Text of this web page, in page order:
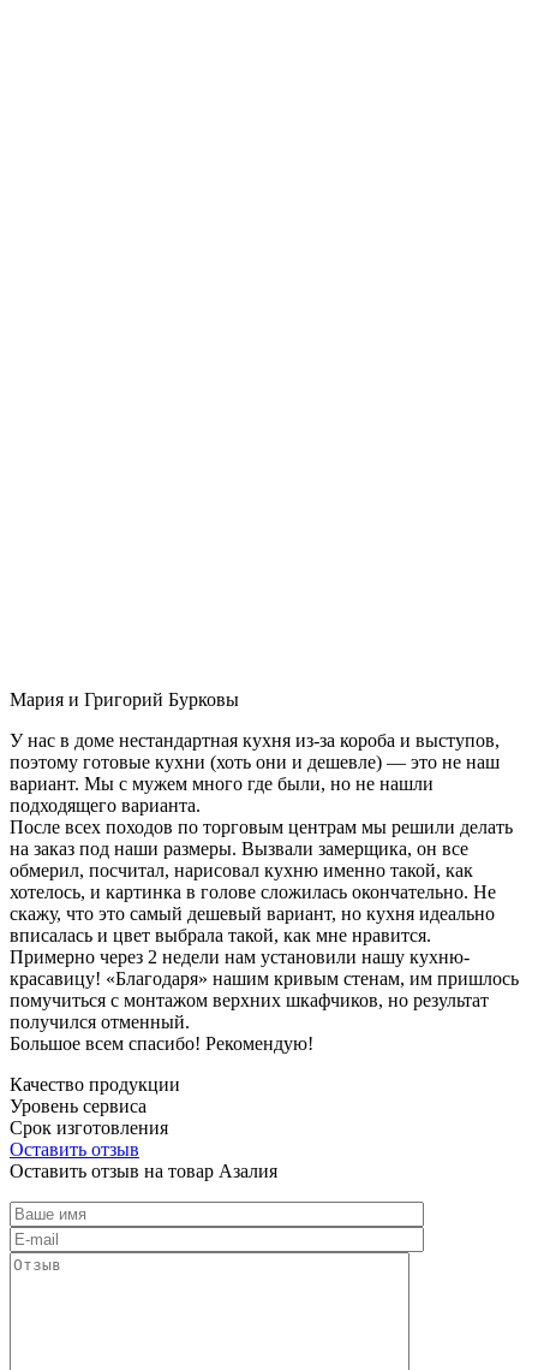
Мария и Григорий Бурковы
У нас в доме нестандартная кухня из-за короба и выступов,
поэтому готовые кухни (хоть они и дешевле) — это не наш
вариант. Мы с мужем много где были, но не нашли
подходящего варианта.
После всех походов по торговым центрам мы решили делать
на заказ под наши размеры. Вызвали замерщика, он все
обмерил, посчитал, нарисовал кухню именно такой, как
хотелось, и картинка в голове сложилась окончательно. Не
скажу, что это самый дешевый вариант, но кухня идеально
вписалась и цвет выбрала такой, как мне нравится.
Примерно через 2 недели нам установили нашу кухню-
красавицу! «Благодаря» нашим кривым стенам, им пришлось
помучиться с монтажом верхних шкафчиков, но результат
получился отменный.
Большое всем спасибо! Рекомендую!
Качество продукции
Уровень сервиса
Срок изготовления
Оставить отзыв
Оставить отзыв на товар Азалия